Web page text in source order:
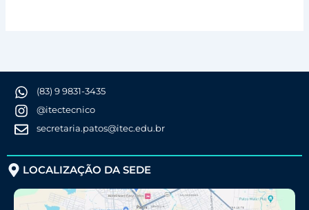
(83) 9 9831-3435
@itectecnico
secretaria.patos@itec.edu.br
LOCALIZAÇÃO DA SEDE